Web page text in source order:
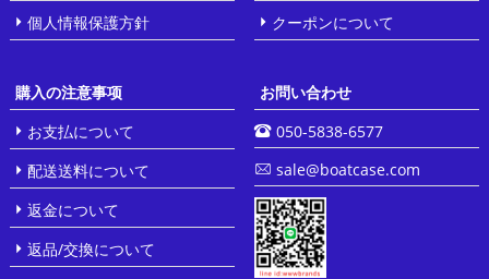
個人情報保護方針
クーポンについて
購入の注意事项
お支払について
配送送料について
返金について
返品/交換について
お問い合わせ
050-5838-6577
sale@boatcase.com